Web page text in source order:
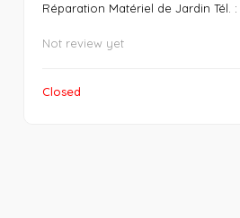
Réparation Matériel de Jardin Tél. :
Not review yet
Closed